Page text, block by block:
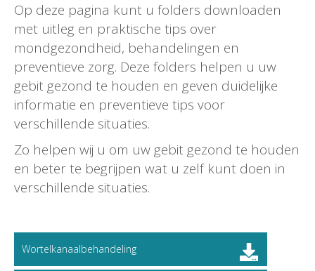
Op deze pagina kunt u folders downloaden
met uitleg en praktische tips over
mondgezondheid, behandelingen en
preventieve zorg. Deze folders helpen u uw
gebit gezond te houden en geven duidelijke
informatie en preventieve tips voor
verschillende situaties.
Zo helpen wij u om uw gebit gezond te houden
en beter te begrijpen wat u zelf kunt doen in
verschillende situaties.
Wortelkanaalbehandeling